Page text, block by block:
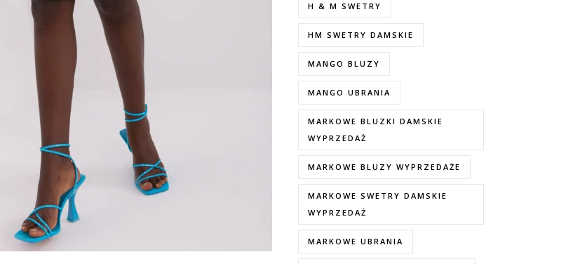
H & M SWETRY
HM SWETRY DAMSKIE
MANGO BLUZY
MANGO UBRANIA
MARKOWE BLUZKI DAMSKIE
WYPRZEDAŻ
MARKOWE BLUZY WYPRZEDAŻE
MARKOWE SWETRY DAMSKIE
WYPRZEDAŻ
MARKOWE UBRANIA